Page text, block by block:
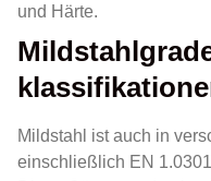
und Härte.
Mildstahl ist auch in
einschließlich EN